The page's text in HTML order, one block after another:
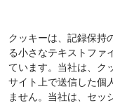
クッキーは、記録保持
る小さなテキストファ
ています。当社は、ク
サイト上で送信した個
ません。当社は、セッ